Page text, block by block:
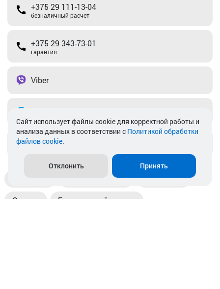
+375 29 111-13-04
безналичный расчет
+375 29 343-73-01
гарантия
Viber
info@akkamulik.by
Пункты выдачи Магазины
Оплата Безналичный расчет
Cайт использует файлы cookie для корректной работы и
анализа данных в соответствии с Политикой обработки
файлов cookie.
Отклонить Принять